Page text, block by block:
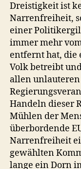
Dreistigkeit ist
Narrenfreiheit,
einer
immer mehr
entfernt hat, die
Volk betreibt
allen
Handeln dieser
Mühlen der
überbordende
Narrenfreiheit
gewählten
lange ein Dorn